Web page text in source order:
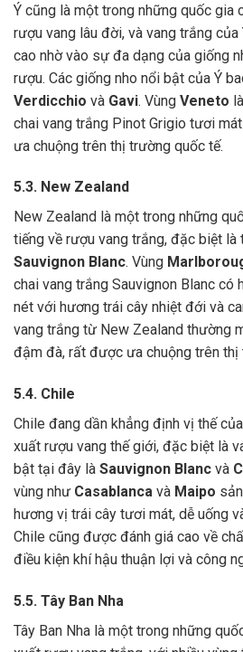
Ý cũng là một trong những quốc gia
rượu vang lâu đời, và vang trắng
cao nhờ vào sự đa dạng của giống
rượu. Các giống nho nổi bật của Ý
Verdicchio và Gavi. Vùng Veneto
chai vang trắng Pinot Grigio tươi
ưa chuộng trên thị trường quốc tế.
5.3. New Zealand
New Zealand là một trong những
tiếng về rượu vang trắng, đặc biệt là
Sauvignon Blanc. Vùng
chai vang trắng Sauvignon Blanc
nét với hương trái cây nhiệt đới và
vang trắng từ New Zealand thường
đậm đà, rất được ưa chuộng trên thị
5.4. Chile
Chile đang dần khẳng định vị thế
xuất rượu vang thế giới, đặc biệt là
bật tại đây là Sauvignon Blanc và
vùng như Casablanca và Maipo
hương vị trái cây tươi mát, dễ uống
Chile cũng được đánh giá cao về
điều kiện khí hậu thuận lợi và công
5.5. Tây Ban Nha
Tây Ban Nha là một trong những